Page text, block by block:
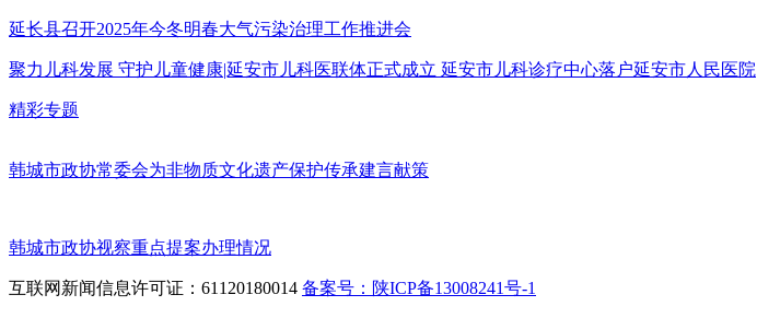
延长县召开2025年今冬明春大气污染治理工作推进会
聚力儿科发展 守护儿童健康|延安市儿科医联体正式成立 延安市儿科诊疗中心落户延安市人民医院
精彩专题
韩城市政协常委会为非物质文化遗产保护传承建言献策
韩城市政协视察重点提案办理情况
互联网新闻信息许可证：61120180014 备案号：陕ICP备13008241号-1